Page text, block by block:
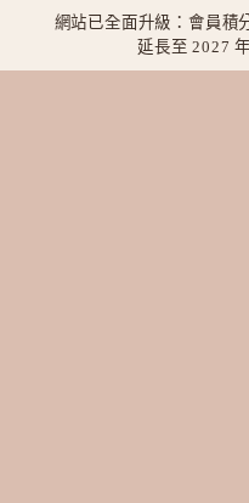
網站已全面升級：會員積
延長至